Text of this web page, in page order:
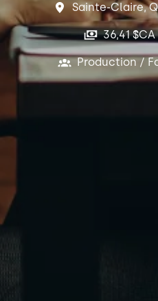
Sainte-Claire,
36,41
Production /